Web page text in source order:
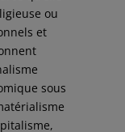
ou
et
sous